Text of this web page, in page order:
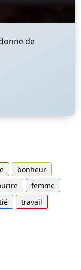
de
bonheur
femme
travail